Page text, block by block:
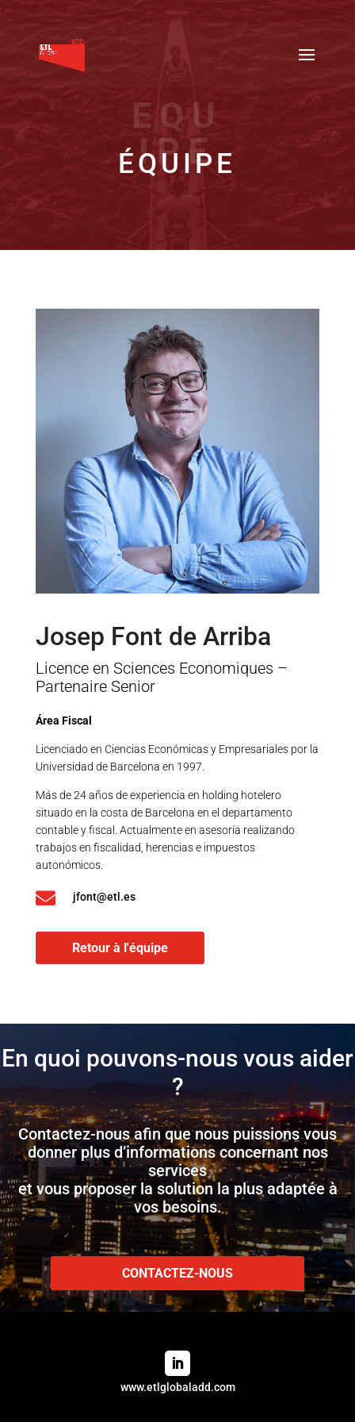
ÉQUIPE
EQU
IPE
Josep Font de Arriba
Licence en Sciences Economiques –
Partenaire Senior
Área Fiscal
Licenciado en Ciencias Económicas y Empresariales por la
Universidad de Barcelona en 1997.
Más de 24 años de experiencia en holding hotelero
situado en la costa de Barcelona en el departamento
contable y fiscal. Actualmente en asesoría realizando
trabajos en fiscalidad, herencias e impuestos
autonómicos.
 jfont@etl.es
Retour à l'équipe
En quoi pouvons-nous vous aider
?
Contactez-nous afin que nous puissions vous
donner plus d’informations concernant nos
services
et vous proposer la solution la plus adaptée à
vos besoins.
CONTACTEZ-NOUS
www.etlglobaladd.com